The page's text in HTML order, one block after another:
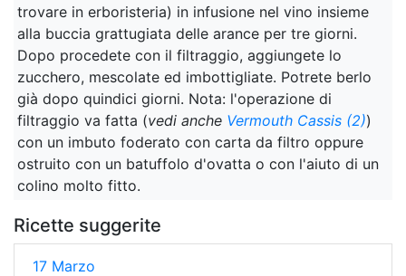
trovare in erboristeria) in infusione nel vino insieme
alla buccia grattugiata delle arance per tre giorni.
Dopo procedete con il filtraggio, aggiungete lo
zucchero, mescolate ed imbottigliate. Potrete berlo
già dopo quindici giorni. Nota: l'operazione di
filtraggio va fatta (vedi anche Vermouth Cassis (2))
con un imbuto foderato con carta da filtro oppure
ostruito con un batuffolo d'ovatta o con l'aiuto di un
colino molto fitto.
Ricette suggerite
17 Marzo